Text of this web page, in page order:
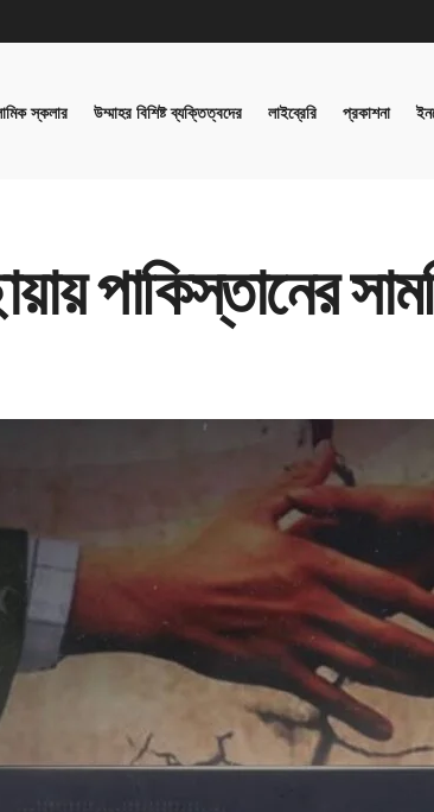
স্কলার উম্মাহর বিশিষ্ট ব্যক্তিত্বদের লাইব্রেরি প্রকাশনা
পাকিস্তানের